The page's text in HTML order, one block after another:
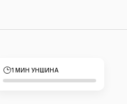
1 МИН УНШИНА